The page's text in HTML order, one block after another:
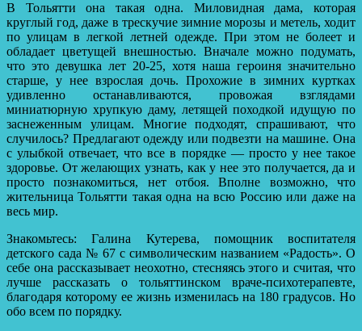
В Тольятти она такая одна. Миловидная дама, которая
круглый год, даже в трескучие зимние морозы и метель, ходит
по улицам в легкой летней одежде. При этом не болеет и
обладает цветущей внешностью. Вначале можно подумать,
что это девушка лет 20-25, хотя наша героиня значительно
старше, у нее взрослая дочь. Прохожие в зимних куртках
удивленно останавливаются, провожая взглядами
миниатюрную хрупкую даму, летящей походкой идущую по
заснеженным улицам. Многие подходят, спрашивают, что
случилось? Предлагают одежду или подвезти на машине. Она
с улыбкой отвечает, что все в порядке — просто у нее такое
здоровье. От желающих узнать, как у нее это получается, да и
просто познакомиться, нет отбоя. Вполне возможно, что
жительница Тольятти такая одна на всю Россию или даже на
весь мир.
Знакомьтесь: Галина Кутерева, помощник воспитателя
детского сада № 67 с символическим названием «Радость». О
себе она рассказывает неохотно, стесняясь этого и считая, что
лучше рассказать о тольяттинском враче-психотерапевте,
благодаря которому ее жизнь изменилась на 180 градусов. Но
обо всем по порядку.